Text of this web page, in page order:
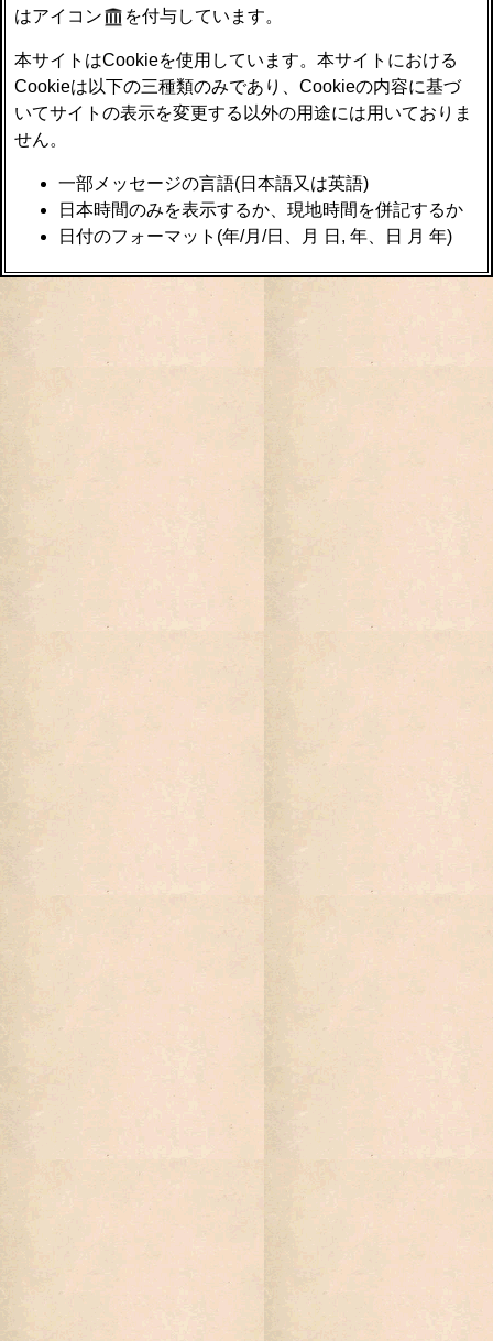
はアイコン
を付与しています。
本サイトはCookieを使用しています。本サイトにおける
Cookieは以下の三種類のみであり、Cookieの内容に基づ
いてサイトの表示を変更する以外の用途には用いておりま
せん。
一部メッセージの言語(日本語又は英語)
日本時間のみを表示するか、現地時間を併記するか
日付のフォーマット(年/月/日、月 日, 年、日 月 年)